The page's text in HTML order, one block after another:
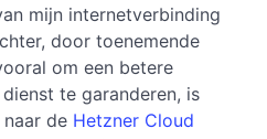
mijn internetverbinding
door toenemende
om een betere
te garanderen, is
de Hetzner Cloud